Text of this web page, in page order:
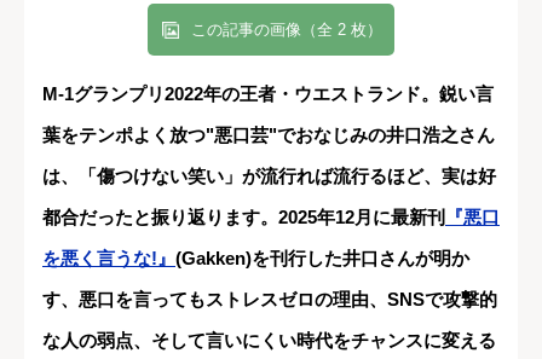
この記事の画像（全 2 枚）
M-1グランプリ2022年の王者・ウエストランド。鋭い言
葉をテンポよく放つ"悪口芸"でおなじみの井口浩之さん
は、「傷つけない笑い」が流行れば流行るほど、実は好
都合だったと振り返ります。2025年12月に最新刊
『悪口
を悪く言うな!』 (Gakken)を刊行した井口さんが明か
す、悪口を言ってもストレスゼロの理由、SNSで攻撃的
な人の弱点、そして言いにくい時代をチャンスに変える